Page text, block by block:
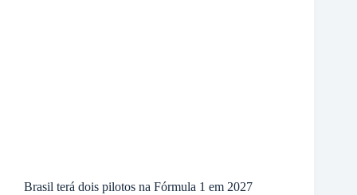
Brasil terá dois pilotos na Fórmula 1 em 2027